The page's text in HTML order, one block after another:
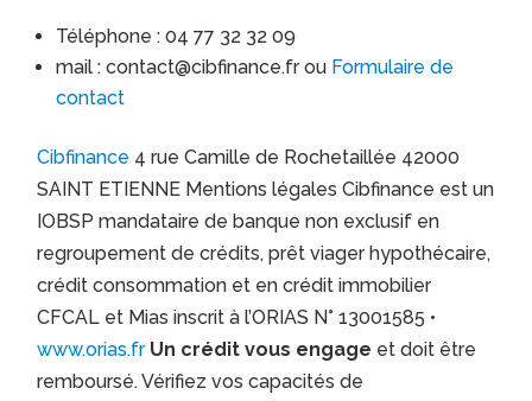
Téléphone : 04 77 32 32 09
mail : contact@cibfinance.fr ou Formulaire de
contact
Cibfinance 4 rue Camille de Rochetaillée 42000
SAINT ETIENNE Mentions légales Cibfinance est un
IOBSP mandataire de banque non exclusif en
regroupement de crédits, prêt viager hypothécaire,
crédit consommation et en crédit immobilier
CFCAL et Mias inscrit à l’ORIAS N° 13001585 •
www.orias.fr Un crédit vous engage et doit être
remboursé. Vérifiez vos capacités de